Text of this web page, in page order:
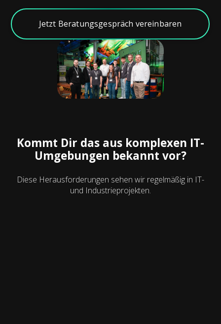
Jetzt Beratungsgespräch vereinbaren
Kommt Dir das aus komplexen IT-
Umgebungen bekannt vor?
Diese Herausforderungen sehen wir regelmäßig in IT-
und Industrieprojekten.